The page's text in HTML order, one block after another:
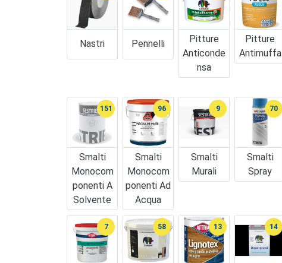
Nastri Pennelli
Pitture
Anticonde
Nsa
Pitture
Antimuffa
Smalti
Monocom
Ponenti A
Solvente
151
Smalti
Monocom
Ponenti Ad
Acqua
96
Smalti
Murali
9
Smalti
Spray
70
7 58 13 14